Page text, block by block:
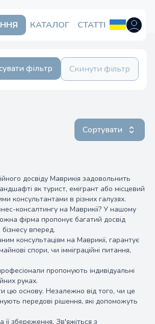
КАТАЛОГ СТАТТІ
фільтр Скинути фільтр
Сортувати
досвіду Маврикія задовольнить
як турист, емігрант або місцевий
консультантами в різних галузях.
консалтингу на Маврикії? У нашому
фірма пропонує багатий досвід
вперед.
консультаціям на Маврикії, гарантує
спори, чи імміграційні питання,
пропонують індивідуальні
руках.
цю основу. Незалежно від того, чи це
передові рішення, які допоможуть
її збереження. Зв'яжіться з